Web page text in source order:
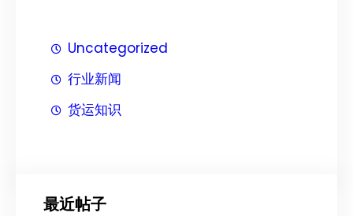
Uncategorized
行业新闻
货运知识
最近帖子